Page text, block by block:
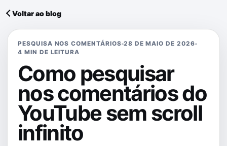
Voltar ao blog
PESQUISA NOS COMENTÁRIOS 28 DE MAIO DE 2026
4 MIN DE LEITURA
Como pesquisar
nos comentários do
YouTube sem scroll
infinito